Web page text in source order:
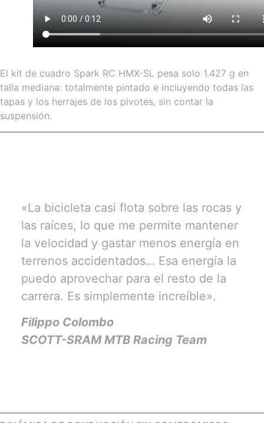
El kit de cuadro Spark RC HMX-SL pesa solo 1.427 g en
talla mediana: totalmente pintado e incluyendo todas las
tapas y los herrajes de los pivotes, sin contar la
suspensión.
«La bicicleta casi flota sobre las rocas y
las raíces, lo que me permite mantener
la velocidad y gastar menos energía en
terrenos accidentados… Esa energía la
puedo aprovechar para el resto de la
carrera. Es simplemente increíble».
Filippo Colombo
SCOTT-SRAM MTB Racing Team